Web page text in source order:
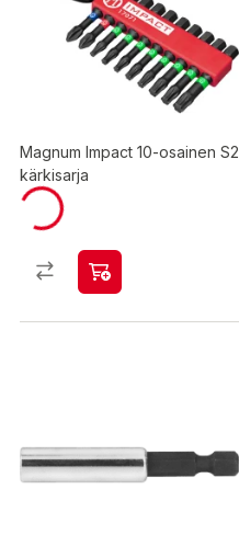
Magnum Impact 10-osainen S2
kärkisarja